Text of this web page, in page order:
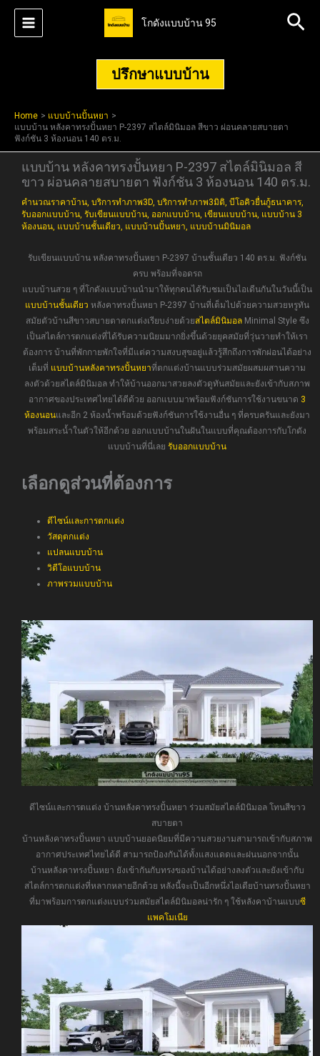
Skip
content
โกดังแบบบ้าน 95
ปรึกษาแบบบ้าน
Home
แบบบ้านปั้นหยา
แบบบ้าน หลังคาทรงปั้นหยา P-2397 สไตล์มินิมอล สีขาว ผ่อนคลายสบายตา
ฟังก์ชัน 3 ห้องนอน 140 ตร.ม.
แบบบ้าน หลังคาทรงปั้นหยา P-2397 สไตล์มินิมอล สี
ขาว ผ่อนคลายสบายตา ฟังก์ชัน 3 ห้องนอน 140 ตร.ม.
คำนวณราคาบ้าน, บริการทำภาพ3D, บริการทำภาพ3มิติ, บีโอคิวยื่นกู้ธนาคาร,
รับออกแบบบ้าน, รับเขียนแบบบ้าน, ออกแบบบ้าน, เขียนแบบบ้าน, แบบบ้าน 3
ห้องนอน, แบบบ้านชั้นเดียว, แบบบ้านปั้นหยา, แบบบ้านมินิมอล
รับเขียนแบบบ้าน หลังคาทรงปั้นหยา P-2397 บ้านชั้นเดียว 140 ตร.ม. ฟังก์ชัน
ครบ พร้อมที่จอดรถ
แบบบ้านสวย ๆ ที่โกดังแบบบ้านนำมาให้ทุกคนได้รับชมเป็นไอเดีนกันในวันนี้เป็น
แบบบ้านชั้นเดียว หลังคาทรงปั้นหยา P-2397 บ้านที่เต็มไปด้วยความสวยหรูทัน
สมัยตัวบ้านสีขาวสบายตาตกแต่งเรียบง่ายด้วยสไตล์มินิมอลMinimal Style ซึง
เป็นสไตล์การตกแต่งที่ได้รับความนิยมมากยิ่งขึ้นด้วยยุคสมัยที่วุ่นวายทำให้เรา
ต้องการ บ้านที่พักกายพักใจที่มีแต่ความสงบสุขอยู่แล้วรู้สึกถึงการพักผ่อนได้อย่าง
เต็มที่ แบบบ้านหลังคาทรงปั้นหยาที่ตกแต่งบ้านแบบร่วมสมัยผสมผสานความ
ลงตัวด้วยสไตล์มินิมอล ทำให้บ้านออกมาสวยลงตัวดูทันสมัยและยังเข้ากับสภาพ
อากาศของประเทศไทยได้ดีด้วย ออกแบบมาพร้อมฟังก์ชันการใช้งานขนาด 3
ห้องนอนและอีก 2 ห้องน้ำพร้อมด้วยฟังก์ชันการใช้งานอื่น ๆ ที่ครบครันและยังมา
พร้อมสระน้ำในตัวให้อีกด้วย ออกแบบบ้านในฝันในแบบที่คุณต้องการกับโกดัง
แบบบ้านที่นี่เลย รับออกแบบบ้าน
เลือกดูส่วนที่ต้องการ
ดีไซน์และการตกแต่ง
วัสดุตกแต่ง
แปลนแบบบ้าน
วิดีโอแบบบ้าน
ภาพรวมแบบบ้าน
ดีไซน์และการตแต่ง บ้านหลังคาทรงปั้นหยา ร่วมสมัยสไตล์มินิมอล โทนสีขาว
สบายตา
บ้านหลังคาทรงปั้นหยา แบบบ้านยอดนิยมที่มีความสวยงามสามารถเข้ากับสภาพ
อากาศประเทศไทยได้ดี สามารถป้องกันได้ทั้งแสงแดดและฝนนอกจากนั้น
บ้านหลังคาทรงปั้นหยา ยังเข้ากันกับทรงของบ้านได้อย่างลงตัวและยังเข้ากับ
สไตล์การตกแต่งที่หลากหลายอีกด้วย หลังนี้จะเป็นอีกหนึ่งไอเดียบ้านทรงปั้นหยา
ที่มาพร้อมการตกแต่งแบบร่วมสมัยสไตล์มินิมอลน่ารัก ๆ ใช้หลังคาบ้านแบบซี
แพคโมเนีย